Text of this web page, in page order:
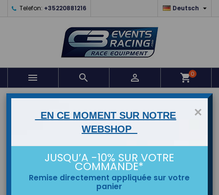
Telefon: +35220881216 Deutsch 
   shopping_cart0
×
EN CE MOMENT SUR NOTRE
WEBSHOP
JUSQU’A -10% SUR VOTRE
COMMANDE*
Remise directement appliquée sur votre
panier